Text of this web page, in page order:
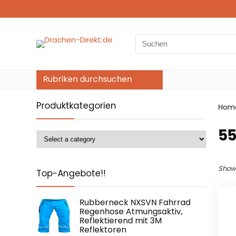
Search
for:
Rubriken durchsuchen
Produktkategorien
Top-Angebote!!
Rubberneck NXSVN Fahrrad
Regenhose Atmungsaktiv,
Reflektierend mit 3M
Reflektoren